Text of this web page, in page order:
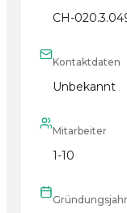
CH-
Kontaktdaten
Unbekannt
Mitarbeiter
1-10
Gründungsjahr